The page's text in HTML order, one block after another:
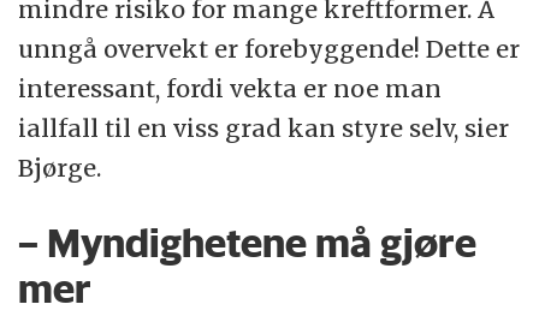
mindre risiko for mange kreftformer. Å
unngå overvekt er forebyggende! Dette er
interessant, fordi vekta er noe man
iallfall til en viss grad kan styre selv, sier
Bjørge.
– Myndighetene må gjøre
mer